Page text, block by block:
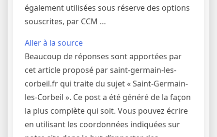
également utilisées sous réserve des options
souscrites, par CCM …
Aller à la source
Beaucoup de réponses sont apportées par
cet article proposé par saint-germain-les-
corbeil.fr qui traite du sujet « Saint-Germain-
les-Corbeil ». Ce post a été généré de la façon
la plus complète qui soit. Vous pouvez écrire
en utilisant les coordonnées indiquées sur